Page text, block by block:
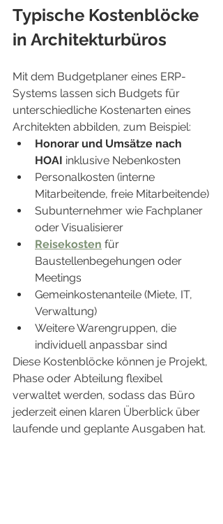
Typische Kostenblöcke
in Architekturbüros
Mit dem Budgetplaner eines ERP-
Systems lassen sich Budgets für
unterschiedliche Kostenarten eines
Architekten abbilden, zum Beispiel:
Honorar und Umsätze nach
HOAI inklusive Nebenkosten
Personalkosten (interne
Mitarbeitende, freie Mitarbeitende)
Subunternehmer wie Fachplaner
oder Visualisierer
Reisekosten für
Baustellenbegehungen oder
Meetings
Gemeinkostenanteile (Miete, IT,
Verwaltung)
Weitere Warengruppen, die
individuell anpassbar sind
Diese Kostenblöcke können je Projekt,
Phase oder Abteilung flexibel
verwaltet werden, sodass das Büro
jederzeit einen klaren Überblick über
laufende und geplante Ausgaben hat.